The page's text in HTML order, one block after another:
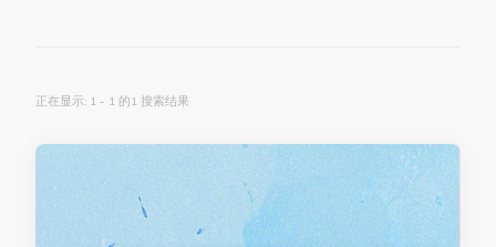
正在显示: 1 - 1 的1 搜索结果